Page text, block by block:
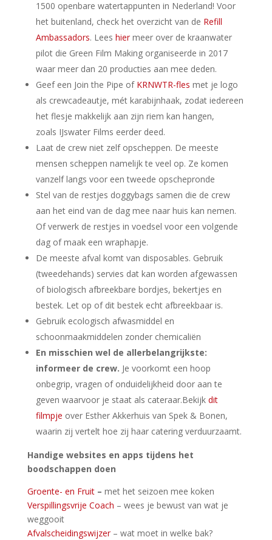
1500 openbare watertappunten in Nederland! Voor
het buitenland, check het overzicht van de Refill
Ambassadors. Lees hiermeer over de kraanwater
pilot die Green Film Making organiseerde in 2017
waar meer dan 20 producties aan mee deden.
Geef een Join the Pipe of KRNWTR-fles met je logo
als crewcadeautje, mét karabijnhaak, zodat iedereen
het flesje makkelijk aan zijn riem kan hangen,
zoals IJswater Films eerder deed.
Laat de crew niet zelf opscheppen. De meeste
mensen scheppen namelijk te veel op. Ze komen
vanzelf langs voor een tweede opschepronde
Stel van de restjes doggybags samen die de crew
aan het eind van de dag mee naar huis kan nemen.
Of verwerk de restjes in voedsel voor een volgende
dag of maak een wraphapje.
De meeste afval komt van disposables. Gebruik
(tweedehands) servies dat kan worden afgewassen
of biologisch afbreekbare bordjes, bekertjes en
bestek. Let op of dit bestek echt afbreekbaar is.
Gebruik ecologisch afwasmiddel en
schoonmaakmiddelen zonder chemicaliën
En misschien wel de allerbelangrijkste:
informeer de crew. Je voorkomt een hoop
onbegrip, vragen of onduidelijkheid door aan te
geven waarvoor je staat als cateraar.Bekijk dit
filmpje over Esther Akkerhuis van Spek & Bonen,
waarin zij vertelt hoe zij haar catering verduurzaamt.
Handige websites en apps tijdens het
boodschappen doen
Groente- en Fruit– met het seizoen mee koken
Verspillingsvrije Coach – wees je bewust van wat je
weggooit
Afvalscheidingswijzer– wat moet in welke bak?